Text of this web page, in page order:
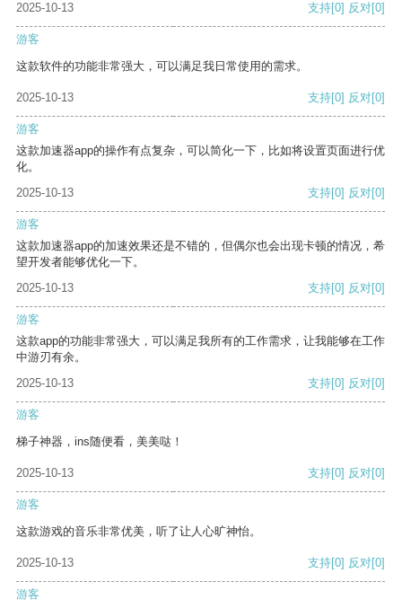
2025-10-13
支持[0] 反对[0]
游客
这款软件的功能非常强大，可以满足我日常使用的需求。
2025-10-13 支持[0] 反对[0]
游客
这款加速器app的操作有点复杂，可以简化一下，比如将设置页面进行优
化。
2025-10-13
支持[0] 反对[0]
游客
这款加速器app的加速效果还是不错的，但偶尔也会出现卡顿的情况，希
望开发者能够优化一下。
2025-10-13
支持[0] 反对[0]
游客
这款app的功能非常强大，可以满足我所有的工作需求，让我能够在工作
中游刃有余。
2025-10-13
支持[0] 反对[0]
游客
梯子神器，ins随便看，美美哒！
2025-10-13 支持[0] 反对[0]
游客
这款游戏的音乐非常优美，听了让人心旷神怡。
2025-10-13 支持[0] 反对[0]
游客